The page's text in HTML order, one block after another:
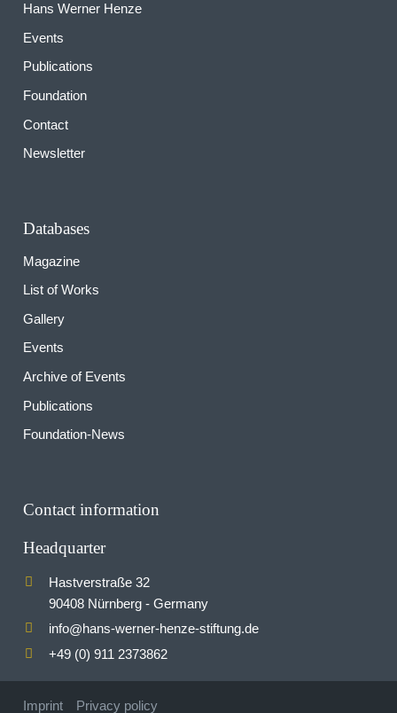
Hans Werner Henze
Events
Publications
Foundation
Contact
Newsletter
Databases
Magazine
List of Works
Gallery
Events
Archive of Events
Publications
Foundation-News
Contact information
Headquarter
Hastverstraße 32
90408 Nürnberg - Germany
info@hans-werner-henze-stiftung.de
+49 (0) 911 2373862
Imprint Privacy policy